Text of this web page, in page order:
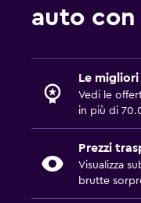
auto
Le
Vedi le
in più di
Prezzi
Visualizza
brutte